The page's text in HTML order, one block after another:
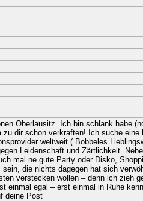
Oberlausitz. Ich bin schlank habe
dir schon verkraften! Ich suche
weltweit ( Bobbeles
Leidenschaft und Zärtlichkeit.
mal ne gute Party oder Disko,
die nichts dagegen hat sich
verstecken wollen – denn ich zieh
egal – erst einmal in Ruhe
deine Post